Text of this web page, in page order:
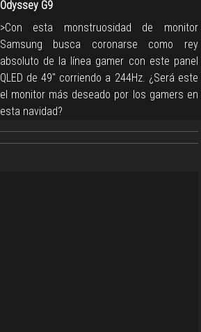
Odyssey G9
>Con esta monstruosidad de monitor
Samsung busca coronarse como rey
absoluto de la línea gamer con este panel
QLED de 49" corriendo a 244Hz. ¿Será este
el monitor más deseado por los gamers en
esta navidad?